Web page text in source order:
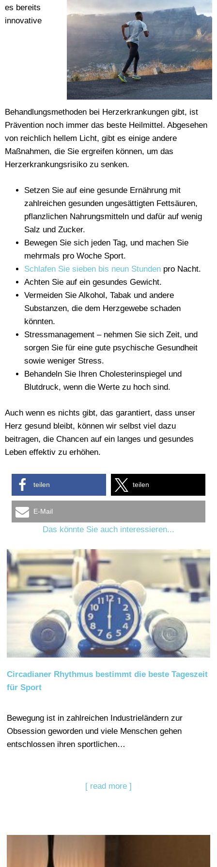
es bereits
innovative
Behandlungsmethoden bei Herzerkrankungen gibt, ist
Prävention noch immer das beste Heilmittel. Abgesehen
von reichlich hellem Licht, gibt es einige andere
Maßnahmen, die Sie ergreifen können, um das
Herzerkrankungsrisiko zu senken.
Setzen Sie auf eine gesunde Ernährung mit
zahlreichen gesunden ungesättigten Fettsäuren,
pflanzlichen Nahrungsmitteln und dafür auf wenig
Salz und Zucker.
Bewegen Sie sich jeden Tag, und machen Sie
mehrmals pro Woche Sport.
Schlafen Sie sieben bis neun Stunden pro Nacht.
Achten Sie auf ein gesundes Gewicht.
Vermeiden Sie Alkohol, Tabak und andere
Substanzen, die dem Herzgewebe schaden
könnten.
Stressmanagement – nehmen Sie sich Zeit, und
sorgen Sie für eine gute psychische Gesundheit
sowie weniger Stress.
Behandeln Sie Ihren Cholesterinspiegel und
Blutdruck, wenn die Werte zu hoch sind.
Auch wenn es nichts gibt, das garantiert, dass unser
Herz gesund bleibt, können wir selbst viel dazu
beitragen, die Chancen auf ein langes und gesundes
Leben effektiv zu erhöhen.
teilen teilen
E-Mail
Das könnte Sie auch interessieren...
Circadianer Rhythmus bestimmt die beste Tageszeit
für Sport
Bewegung ist in zahlreichen Industrieländern zur
Obsession geworden und viele Menschen gehen
entschlossen ihren sportlichen…
[ read more ]